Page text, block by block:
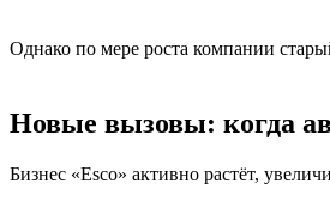
Однако по мере роста компании
Новые вызовы: когда
Бизнес «Esco» активно растёт,